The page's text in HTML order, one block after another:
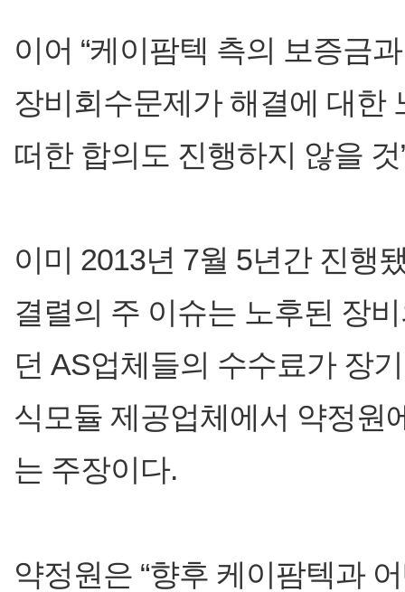
이어 “케이팜텍 측의 보증금
장비회수문제가 해결에 대한
떠한 합의도 진행하지 않을
이미 2013년 7월 5년간 진행
결렬의 주 이슈는 노후된 장
던 AS업체들의 수수료가 장
식모듈 제공업체에서 약정원
는 주장이다.
약정원은 “향후 케이팜텍과